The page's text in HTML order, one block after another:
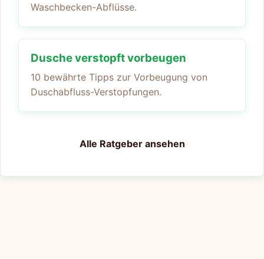
Waschbecken-Abflüsse.
Dusche verstopft vorbeugen
10 bewährte Tipps zur Vorbeugung von
Duschabfluss-Verstopfungen.
Alle Ratgeber ansehen